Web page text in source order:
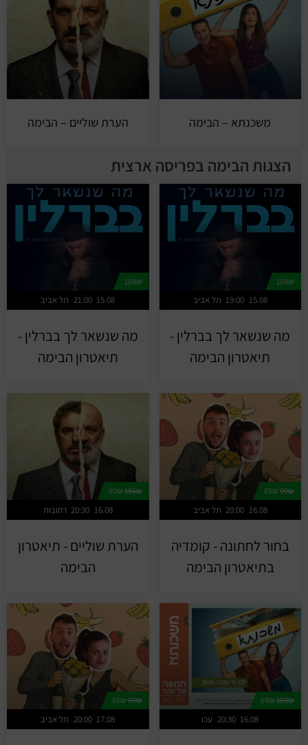
משכנתא – הבימה הערת שוליים – הבימה
הצגות הבימה בפריסה ארצית
104₪
תל אביב 19:00 15.08
מה שנשאר לך בברלין -
תיאטרון הבימה
104₪
תל אביב 21:00 15.08
מה שנשאר לך בברלין -
תיאטרון הבימה
99₪
תל אביב 20:00 16.08
בחור לחתונה - קומדיה
בתיאטרון הבימה
156₪
60₪
רחובות 20:30 16.08
הערת שוליים - תיאטרון
הבימה
160₪
עכו 20:30 16.08
99₪
85₪
תל אביב 20:00 17.08